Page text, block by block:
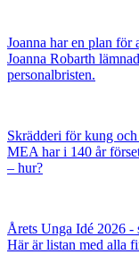
Joanna har en plan för
Joanna Robarth
personalbristen.
Skrädderi för kung
MEA har i 140 år
– hur?
Årets Unga Idé 2026 -
Här är listan med alla